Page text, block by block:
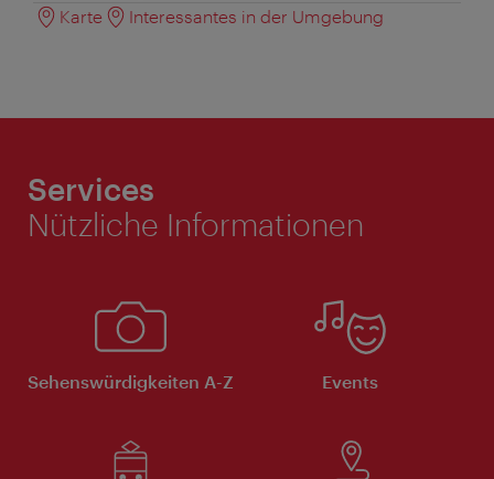
Karte
Interessantes in der Umgebung
Services
Nützliche Informationen
Sehenswürdigkeiten A-Z Events